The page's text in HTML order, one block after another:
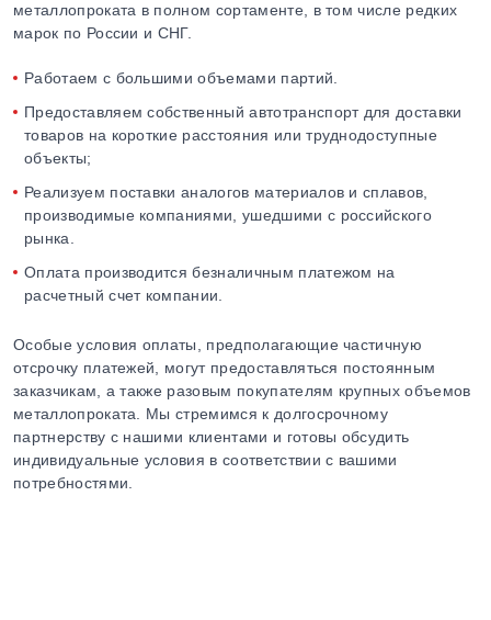
металлопроката в полном сортаменте, в том числе редких
марок по России и СНГ.
Работаем с большими объемами партий.
Предоставляем собственный автотранспорт для доставки
товаров на короткие расстояния или труднодоступные
объекты;
Реализуем поставки аналогов материалов и сплавов,
производимые компаниями, ушедшими с российского
рынка.
Оплата производится безналичным платежом на
расчетный счет компании.
Особые условия оплаты, предполагающие частичную
отсрочку платежей, могут предоставляться постоянным
заказчикам, а также разовым покупателям крупных объемов
металлопроката. Мы стремимся к долгосрочному
партнерству с нашими клиентами и готовы обсудить
индивидуальные условия в соответствии с вашими
потребностями.